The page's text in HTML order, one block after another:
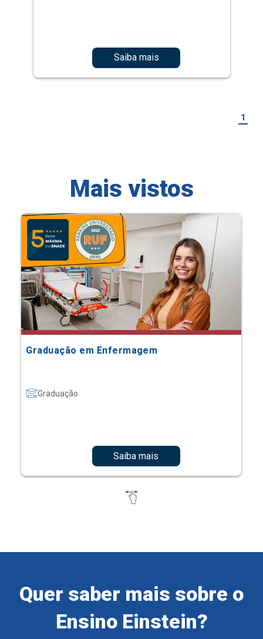
Saiba mais
1
Mais vistos
Graduação em Enfermagem
Graduação
Saiba mais
Quer saber mais sobre o
Ensino Einstein?